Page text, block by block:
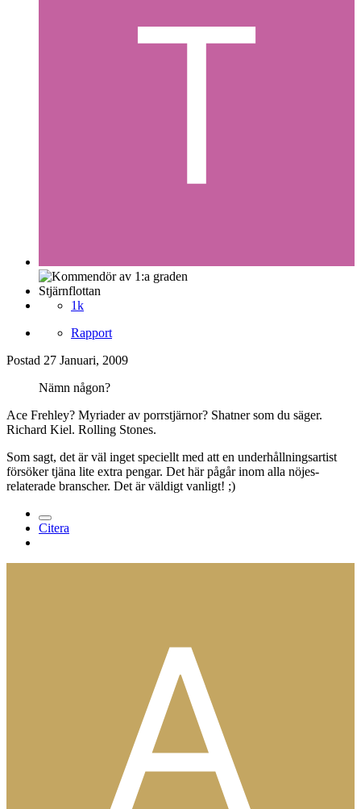
Stjärnflottan
1k
Rapport
Postad 27 Januari, 2009
Nämn någon?
Ace Frehley? Myriader av porrstjärnor? Shatner som du säger.
Richard Kiel. Rolling Stones.
Som sagt, det är väl inget speciellt med att en underhållningsartist
försöker tjäna lite extra pengar. Det här pågår inom alla nöjes-
relaterade branscher. Det är väldigt vanligt! ;)
Citera